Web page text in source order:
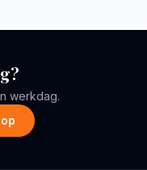
werkdag.